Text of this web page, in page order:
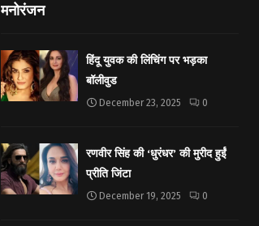
मनोरंजन
हिंदू युवक की लिंचिंग पर भड़का
बॉलीवुड
December 23, 2025 0
रणवीर सिंह की ‘धुरंधर’ की मुरीद हुईं
प्रीति जिंटा
December 19, 2025 0